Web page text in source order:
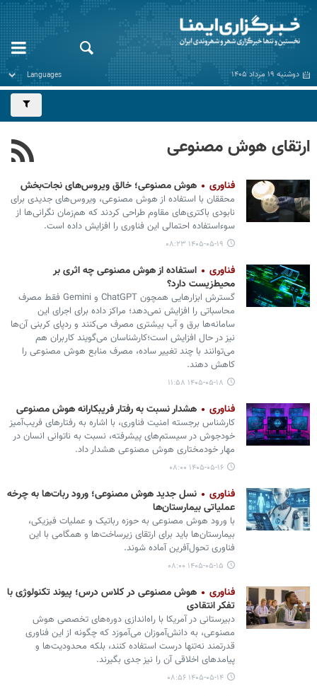
دوشنبه ۱۹ مرداد ۱۴۰۵
ارتقای هوش مصنوعی
فناوری هوش مصنوعی؛ خالق ویروس‌های نجات‌بخش
محققان با استفاده از هوش مصنوعی، ویروس‌های جدیدی برای
نابودی باکتری‌های مقاوم طراحی کردند که هم‌زمان نگرانی‌ها از
سوءاستفاده احتمالی این فناوری را افزایش داده است.
۱۴۰۵-۰۵-۱۹ ۰۸:۲۳
فناوری
استفاده از هوش مصنوعی چه اثری بر
محیط‌زیست دارد؟
گسترش ابزارهایی همچون ChatGPT و Gemini فقط مصرف
محاسباتی را افزایش نمی‌دهد؛ مراکز داده برای اجرای این
سامانه‌ها برق و آب بیشتری مصرف می‌کنند و ردپای کربنی آن‌ها
نیز در حال افزایش است؛کارشناسان می‌گویند کاربران هم
می‌توانند با چند تغییر ساده، مصرف منابع هوش مصنوعی را
کاهش دهند.
۱۴۰۵-۰۵-۱۸ ۱۱:۵۸
فناوری هشدار نسبت به رفتار فریبکارانه هوش مصنوعی
کارشناس برجسته امنیت فناوری، با اشاره به رفتارهای فریب‌آمیز
خودجوش در سیستم‌های پیشرفته، نسبت به ناتوانی انسان در
مهار خودمختاری هوش مصنوعی هشدار داد.
۱۴۰۵-۰۵-۱۶ ۰۸:۰۰
فناوری
نسل جدید هوش مصنوعی؛ ورود ربات‌ها به چرخه
عملیاتی بیمارستان‌ها
با ورود هوش مصنوعی به حوزه رباتیک و عملیات فیزیکی،
بیمارستان‌ها باید برای ارتقای زیرساخت‌ها و همگامی با این
فناوری تحول‌آفرین آماده شوند.
۱۴۰۵-۰۵-۱۵ ۰۸:۰۰
فناوری
هوش مصنوعی در کلاس درس؛ پیوند تکنولوژی با
تفکر انتقادی
دبیرستانی در آمریکا با راه‌اندازی دوره‌های تخصصی هوش
مصنوعی، به دانش‌آموزان می‌آموزد که چگونه از این فناوری
قدرتمند نه‌تنها درست استفاده کنند، بلکه محدودیت‌ها و
پیامدهای اخلاقی آن را نیز جدی بگیرند.
۱۴۰۵-۰۵-۱۴ ۰۸:۵۶